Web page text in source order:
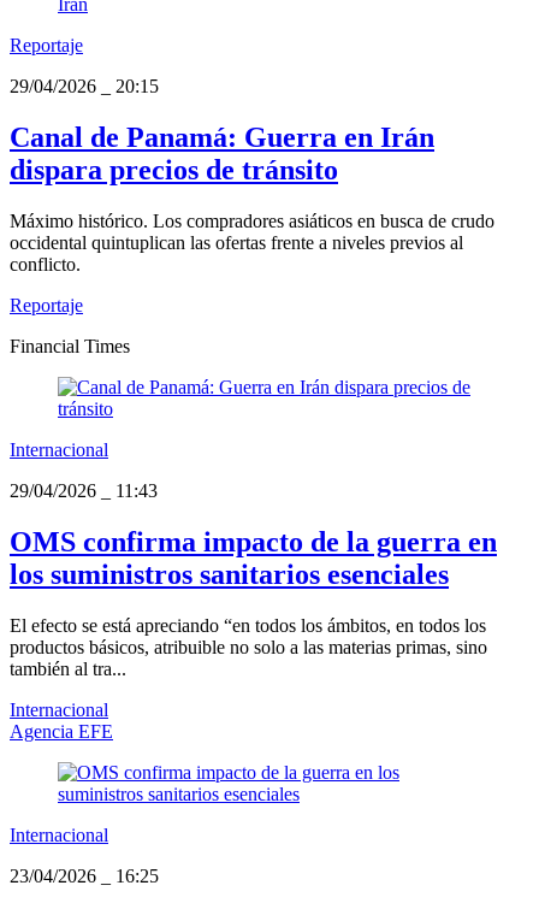
Reportaje
29/04/2026
20:15
Canal de Panamá: Guerra en Irán
dispara precios de tránsito
Máximo histórico. Los compradores asiáticos en busca de crudo
occidental quintuplican las ofertas frente a niveles previos al
conflicto.
Reportaje
Financial Times
Internacional
29/04/2026
11:43
OMS confirma impacto de la guerra en
los suministros sanitarios esenciales
El efecto se está apreciando “en todos los ámbitos, en todos los
productos básicos, atribuible no solo a las materias primas, sino
también al tra...
Internacional
Agencia EFE
Internacional
23/04/2026
16:25